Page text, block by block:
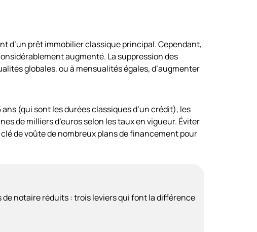
d’un prêt immobilier classique principal. Cependant,
augmenté. La suppression des
globales, ou à mensualités égales, d’augmenter
(qui sont les durées classiques d’un crédit), les
de milliers d’euros selon les taux en vigueur. Éviter
de voûte de nombreux plans de financement pour
de notaire réduits : trois leviers qui font la différence